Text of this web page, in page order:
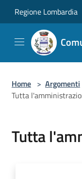
Regione Lombardia
Home > Argomenti
Tutta
Tutta